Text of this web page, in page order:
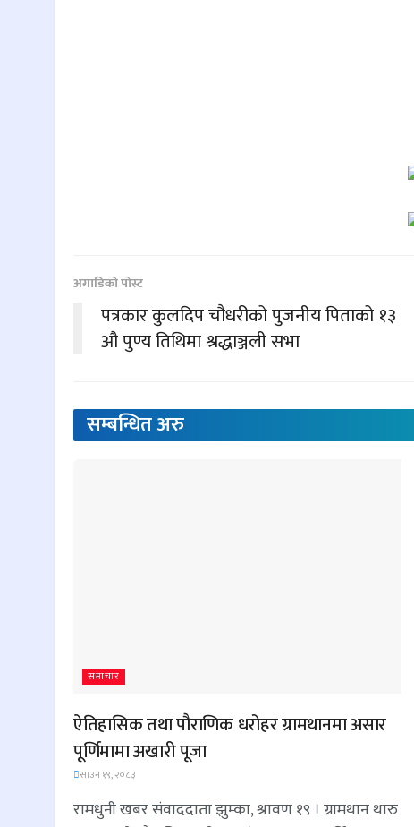
अगाडिकाे पाेस्ट
पत्रकार कुलदिप चौधरीको पुजनीय पिताको १३
औ पुण्य तिथिमा श्रद्धाञ्जली सभा
सम्बन्धितअरु
समाचार
ऐतिहासिक तथा पौराणिक धरोहर ग्रामथानमा असार
पूर्णिमामा अखारी पूजा
साउन १९, २०८३
रामधुनी खबर संवाददाता झुम्का, श्रावण १९ । ग्रामथान थारु